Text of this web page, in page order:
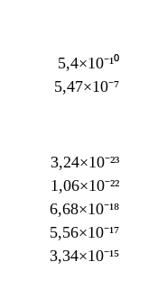
5,4×10⁻¹⁰
5,47×10⁻⁷
3,24×10⁻²³
1,06×10⁻²²
6,68×10⁻¹⁸
5,56×10⁻¹⁷
3,34×10⁻¹⁵